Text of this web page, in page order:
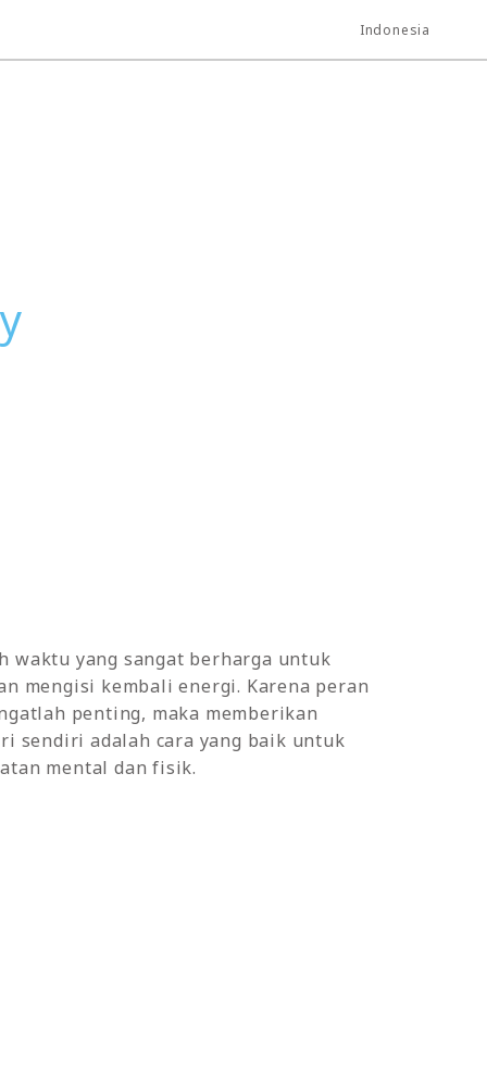
Indonesia
waktu yang sangat berharga untuk
mengisi kembali energi. Karena peran
penting, maka memberikan
sendiri adalah cara yang baik untuk
mental dan fisik.